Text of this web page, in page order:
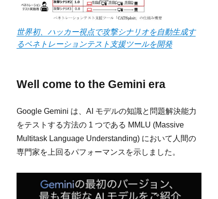
世界初、ハッカー視点で攻撃シナリオを自動生成す
るペネトレーションテスト支援ツールを開発
Well come to the Gemini era
Google Gemini は、AI モデルの知識と問題解決能力
をテストする方法の 1 つである MMLU (Massive
Multitask Language Understanding) において人間の
専門家を上回るパフォーマンスを示しました。